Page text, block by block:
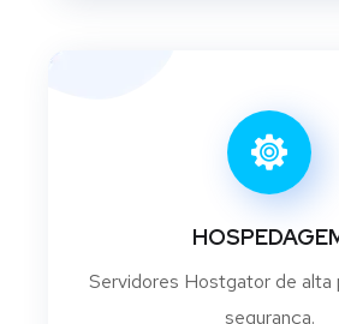
Servidores Hostgator de alta
segurança.